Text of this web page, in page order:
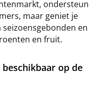
ondersteun
maar geniet je
en
en fruit.
op de